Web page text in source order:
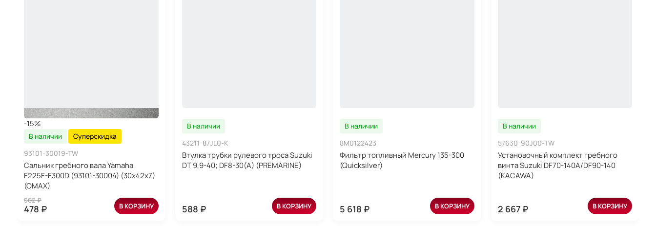
-15%
В наличии
Суперскидка
93101-30019-TW
Сальник гребного вала Yamaha
F225F-F300D (93101-30004) (30x42x7)
(OMAX)
562 ₽
478 ₽ В КОРЗИНУ
В наличии
43211-87JL0-K
Втулка трубки рулевого троса Suzuki
DT 9,9-40; DF8-30(A) (PREMARINE)
588 ₽ В КОРЗИНУ
В наличии
8M0122423
Фильтр топливный Mercury 135-300
(Quicksilver)
5 618 ₽ В КОРЗИНУ
В наличии
57630-90J00-TW
Установочный комплект гребного
винта Suzuki DF70-140A/DF90-140
(KACAWA)
2 667 ₽ В КОРЗИНУ